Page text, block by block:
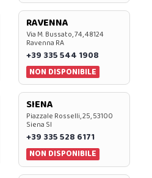
RAVENNA
Via M. Bussato, 74, 48124
Ravenna RA
+39 335 544 1908
NON DISPONIBILE
SIENA
Piazzale Rosselli, 25, 53100
Siena SI
+39 335 528 6171
NON DISPONIBILE